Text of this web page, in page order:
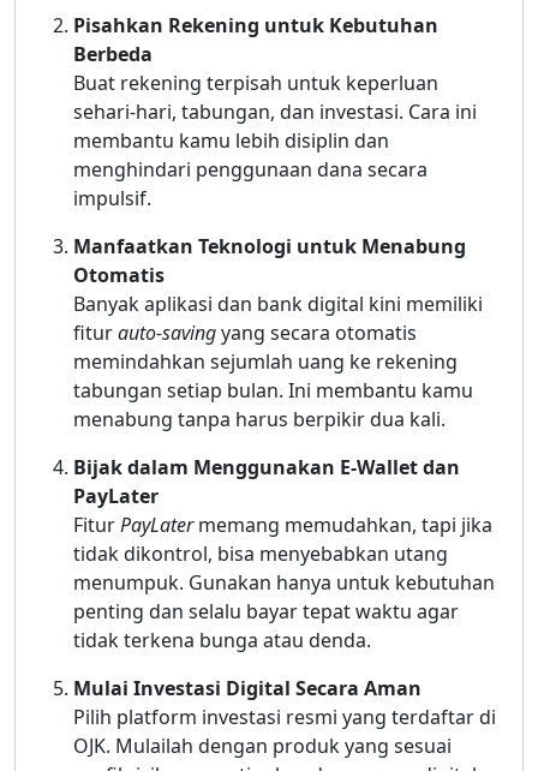
Pisahkan Rekening untuk Kebutuhan
Berbeda
Buat rekening terpisah untuk keperluan
sehari-hari, tabungan, dan investasi. Cara ini
membantu kamu lebih disiplin dan
menghindari penggunaan dana secara
impulsif.
Manfaatkan Teknologi untuk Menabung
Otomatis
Banyak aplikasi dan bank digital kini memiliki
fiturauto-savingyang secara otomatis
memindahkan sejumlah uang ke rekening
tabungan setiap bulan. Ini membantu kamu
menabung tanpa harus berpikir dua kali.
Bijak dalam Menggunakan E-Wallet dan
PayLater
FiturPayLatermemang memudahkan, tapi jika
tidak dikontrol, bisa menyebabkan utang
menumpuk. Gunakan hanya untuk kebutuhan
penting dan selalu bayar tepat waktu agar
tidak terkena bunga atau denda.
Mulai Investasi Digital Secara Aman
Pilih platform investasi resmi yang terdaftar di
OJK. Mulailah dengan produk yang sesuai